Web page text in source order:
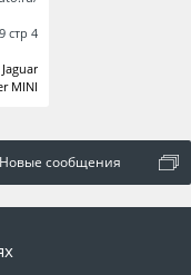
стр 4
MINI
Новые сообщения